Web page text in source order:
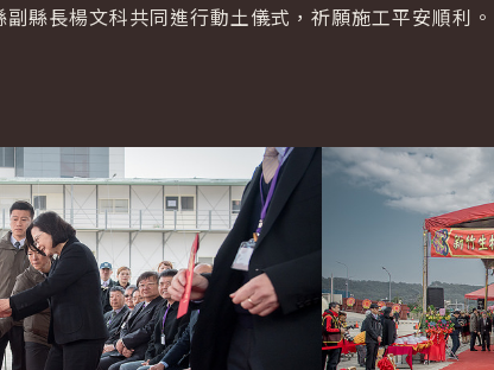
縣長楊文科共同進行動土儀式，祈願施工平安順利。